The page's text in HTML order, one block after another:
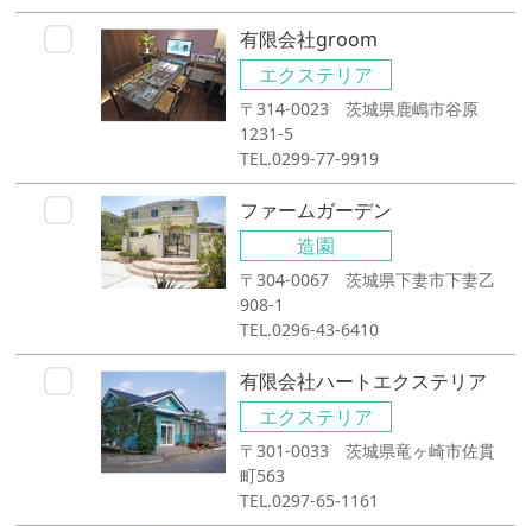
有限会社groom
エクステリア
〒314-0023 茨城県鹿嶋市谷原
1231-5
TEL.0299-77-9919
ファームガーデン
造園
〒304-0067 茨城県下妻市下妻乙
908-1
TEL.0296-43-6410
有限会社ハートエクステリア
エクステリア
〒301-0033 茨城県竜ヶ崎市佐貫
町563
TEL.0297-65-1161